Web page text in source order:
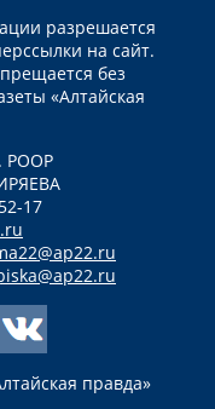
разрешается
на сайт.
без
«Алтайская
РООР
17
правда»